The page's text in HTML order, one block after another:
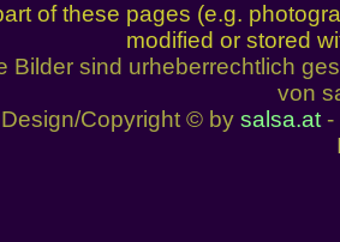
of these pages (e.g.
modified or stored
Bilder sind urheberrechtlich
von
Design/Copyright © by salsa.at-